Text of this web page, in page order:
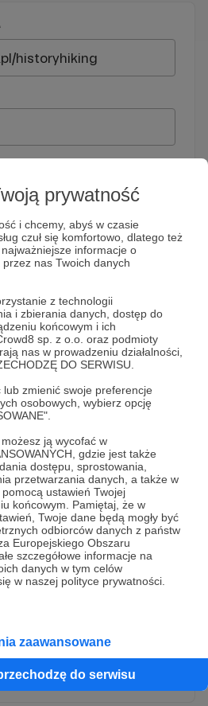
prywatność
i chcemy, abyś w czasie
czuł się komfortowo, dlatego też
informacje o
nas Twoich danych
z technologii
i zbierania danych, dostęp do
końcowym i ich
sp. z o.o. oraz podmioty
nas w prowadzeniu działalności,
DO SERWISU.
zmienić swoje preferencje
osobowych, wybierz opcję
ją wycofać w
gdzie jest także
dostępu, sprostowania,
przetwarzania danych, a także w
ustawień Twojej
końcowym. Pamiętaj, że w
Twoje dane będą mogły być
odbiorców danych z państw
Europejskiego Obszaru
szczegółowe informacje na
danych w tym celów
w naszej polityce prywatności.
zaawansowane
do serwisu
przetwarzanie moich danych
danych osobowych jest Crowd8 sp. z o.o.
ul. Żwirki i Wigury 16, 02-092 Warszawa.
przetwarzane w szczególności w celu
z Tobą, w tym do umożliwienia
wszystkich Twoich praw wynikających
o ochronie danych, tj. prawo dostępu,
Twoich danych, ograniczenia ich
zgłoszenie